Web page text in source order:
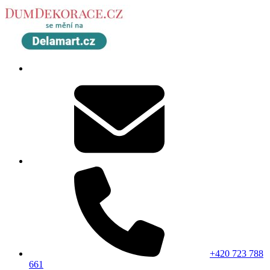
+420 723 788
661